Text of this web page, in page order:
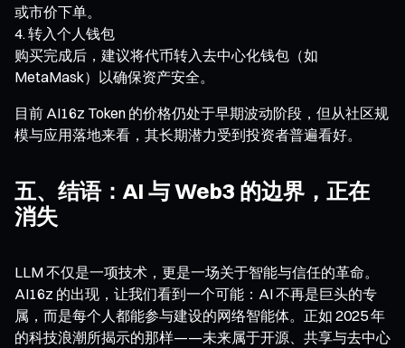
或市价下单。
转入个人钱包
购买完成后，建议将代币转入去中心化钱包（如
MetaMask）以确保资产安全。
目前 AI16z Token 的价格仍处于早期波动阶段，但从社区规
模与应用落地来看，其长期潜力受到投资者普遍看好。
五、结语：AI 与 Web3 的边界，正在
消失
LLM 不仅是一项技术，更是一场关于智能与信任的革命。
AI16z 的出现，让我们看到一个可能：AI 不再是巨头的专
属，而是每个人都能参与建设的网络智能体。正如 2025 年
的科技浪潮所揭示的那样——未来属于开源、共享与去中心